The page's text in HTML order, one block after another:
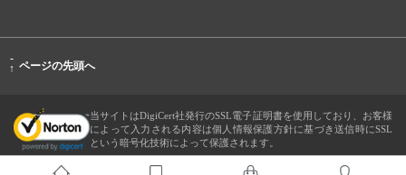
-
↑ ページの先頭へ
当サイトはDigiCert社発行のSSL電子証明書を使用しており、お客様
によって入力される内容は個人情報保護方針に基づき送信時にSSL
という暗号化技術によって保護されます。